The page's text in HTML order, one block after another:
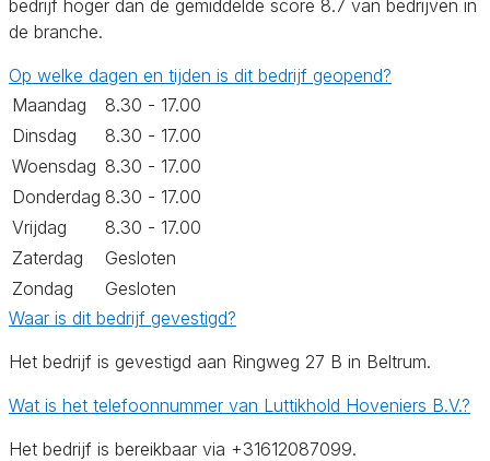
bedrijf hoger dan de gemiddelde score 8.7 van bedrijven in
de branche.
Op welke dagen en tijden is dit bedrijf geopend?
Maandag
8.30 - 17.00
Dinsdag
8.30 - 17.00
Woensdag 8.30 - 17.00
Donderdag 8.30 - 17.00
Vrijdag
8.30 - 17.00
Zaterdag
Gesloten
Zondag
Gesloten
Waar is dit bedrijf gevestigd?
Het bedrijf is gevestigd aan Ringweg 27 B in Beltrum.
Wat is het telefoonnummer van Luttikhold Hoveniers B.V.?
Het bedrijf is bereikbaar via +31612087099.